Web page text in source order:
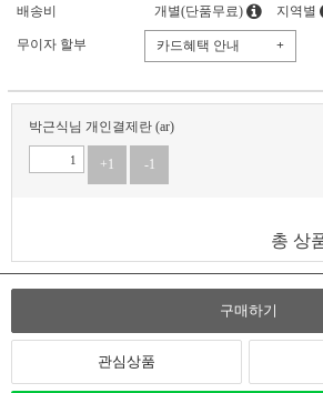
배송비
개별(단품무료) 지역별
무이자 할부 카드혜택 안내 +
박근식님 개인결제란 (ar)
+1 -1
총 상
구매하기
관심상품